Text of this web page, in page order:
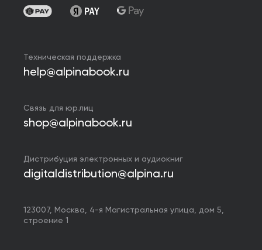
Техническая поддержка
help@alpinabook.ru
Связь для юр.лиц
shop@alpinabook.ru
Дистрибуция электронных и аудиокниг
digitaldistribution@alpina.ru
123007, Москва, 4-я Магистральная улица, дом 5,
строение 1